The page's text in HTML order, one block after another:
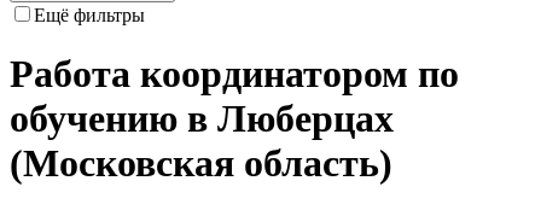
Ещё фильтры
Работа координатором по
обучению в Люберцах
(Московская область)